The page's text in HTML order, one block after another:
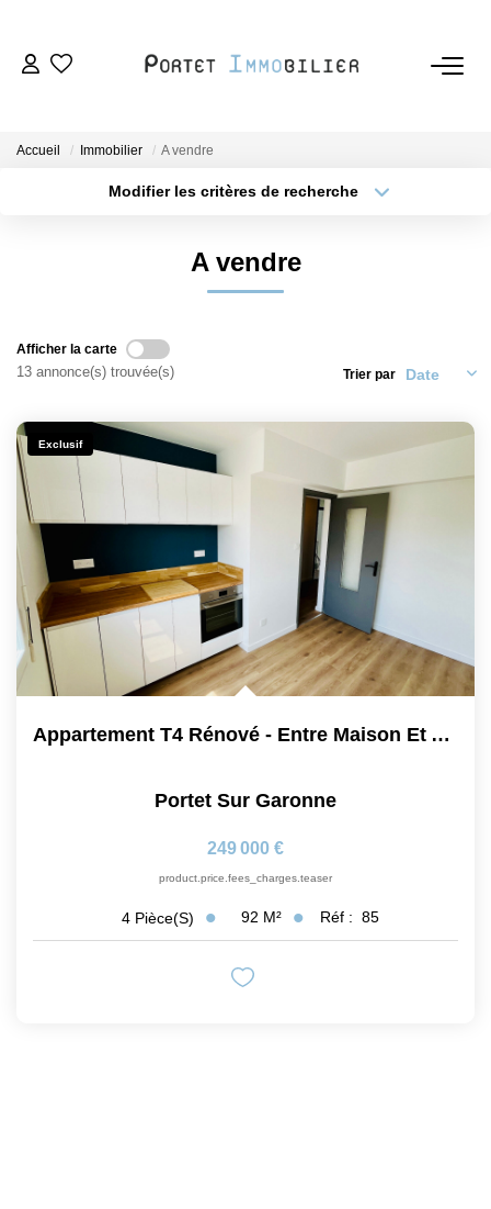
Nous Rejoindre
Accueil Immobilier A vendre
Modifier les critères de recherche
A vendre
Afficher la carte
13 annonce(s) trouvée(s) Trier par
Exclusif
Appartement T4 Rénové - Entre Maison Et Appartement -...
Portet Sur Garonne
249 000 €
product.price.fees_charges.teaser
4 Pièce(s) 92 M² Réf : 85